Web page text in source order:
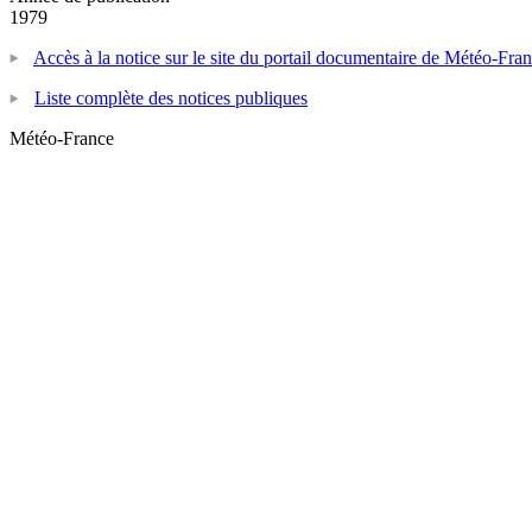
1979
Accès à la notice sur le site du portail documentaire de Météo-
Liste complète des notices publiques
Météo-France